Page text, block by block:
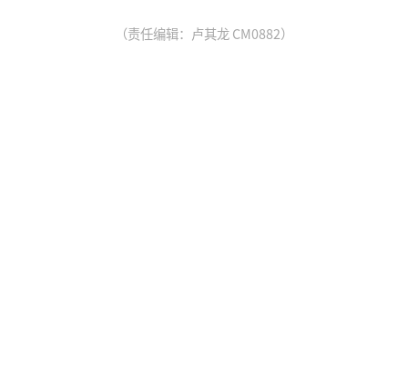
（责任编辑：卢其龙 CM0882）